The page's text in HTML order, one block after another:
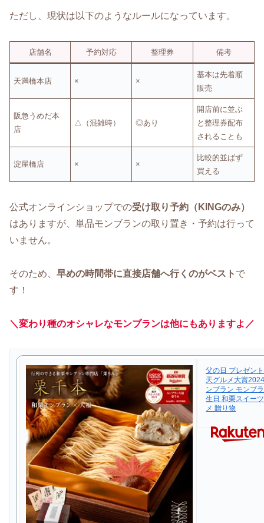
ただし、現状は以下のようなルールになっています。
店舗名 予約対応 整理券 備考
天満橋本店 × ×
基本は先着順
販売
阪急うめだ本
店
△（混雑時） ◎あり
開店前に並ぶ
と整理券配布
されることも
淀屋橋店 × ×
比較的並ばず
買える
公式オンラインショップでの受け取り予約（KINGのみ）
はありますが、単品モンブランの取り置き・予約は行って
いません。
そのため、 早めの時間帯に直接店舗へ行くのがベスト で
す！
＼変わり種のオシャレなモンブランは他にもありますよ／
父の日 プレゼン
天グルメ大賞
ンブラン モンブ
生日 和栗スイー
メ 贈り物